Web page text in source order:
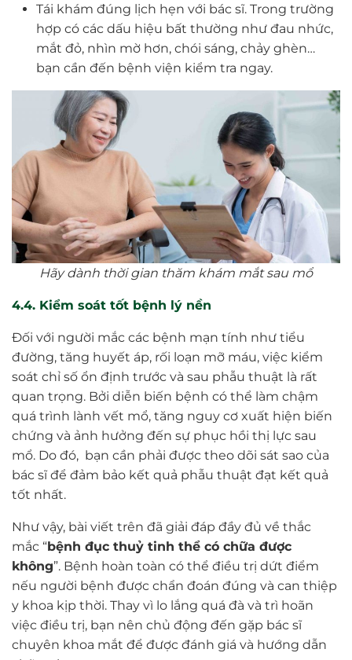
Tái khám đúng lịch hẹn với bác sĩ. Trong trường
hợp có các dấu hiệu bất thường như đau nhức,
mắt đỏ, nhìn mờ hơn, chói sáng, chảy ghèn…
bạn cần đến bệnh viện kiểm tra ngay.
Hãy dành thời gian thăm khám mắt sau mổ
4.4. Kiểm soát tốt bệnh lý nền
Đối với người mắc các bệnh mạn tính như tiểu
đường, tăng huyết áp, rối loạn mỡ máu, việc kiểm
soát chỉ số ổn định trước và sau phẫu thuật là rất
quan trọng. Bởi diễn biến bệnh có thể làm chậm
quá trình lành vết mổ, tăng nguy cơ xuất hiện biến
chứng và ảnh hưởng đến sự phục hồi thị lực sau
mổ. Do đó, bạn cần phải được theo dõi sát sao của
bác sĩ để đảm bảo kết quả phẫu thuật đạt kết quả
tốt nhất.
Như vậy, bài viết trên đã giải đáp đầy đủ về thắc
mắc “bệnh đục thuỷ tinh thể có chữa được
không”. Bệnh hoàn toàn có thể điều trị dứt điểm
nếu người bệnh được chẩn đoán đúng và can thiệp
y khoa kịp thời. Thay vì lo lắng quá đà và trì hoãn
việc điều trị, bạn nên chủ động đến gặp bác sĩ
chuyên khoa mắt để được đánh giá và hướng dẫn